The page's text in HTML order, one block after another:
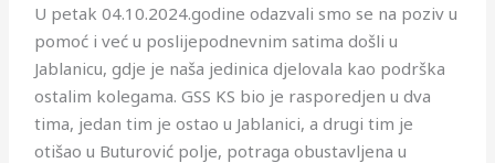
U petak 04.10.2024.godine odazvali smo se na poziv u
pomoć i već u poslijepodnevnim satima došli u
Jablanicu, gdje je naša jedinica djelovala kao podrška
ostalim kolegama. GSS KS bio je rasporedjen u dva
tima, jedan tim je ostao u Jablanici, a drugi tim je
otišao u Buturović polje, potraga obustavljena u